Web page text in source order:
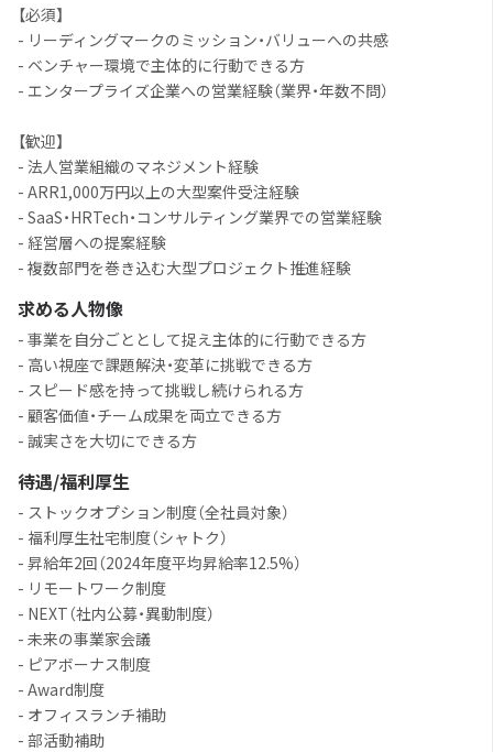
【必須】
- リーディングマークのミッション・バリューへの共感
- ベンチャー環境で主体的に行動できる方
- エンタープライズ企業への営業経験（業界・年数不問）
【歓迎】
- 法人営業組織のマネジメント経験
- ARR1,000万円以上の大型案件受注経験
- SaaS・HRTech・コンサルティング業界での営業経験
- 経営層への提案経験
- 複数部門を巻き込む大型プロジェクト推進経験
求める人物像
- 事業を自分ごととして捉え主体的に行動できる方
- 高い視座で課題解決・変革に挑戦できる方
- スピード感を持って挑戦し続けられる方
- 顧客価値・チーム成果を両立できる方
- 誠実さを大切にできる方
待遇/福利厚生
- ストックオプション制度（全社員対象）
- 福利厚生社宅制度（シャトク）
- 昇給年2回（2024年度平均昇給率12.5%）
- リモートワーク制度
- NEXT（社内公募・異動制度）
- 未来の事業家会議
- ピアボーナス制度
- Award制度
- オフィスランチ補助
- 部活動補助